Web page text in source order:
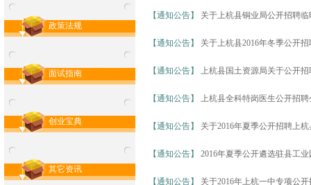
政策法规
面试指南
创业宝典
其它资讯
【通知公告】 关于上杭县铜业局公开招聘
【通知公告】 关于上杭县2016年冬季公开
【通知公告】 上杭县国土资源局关于公开
【通知公告】 上杭县全科特岗医生公开招聘
【通知公告】 关于2016年夏季公开招聘上
【通知公告】 2016年夏季公开遴选驻县工
【通知公告】 关于2016年上杭一中专项公